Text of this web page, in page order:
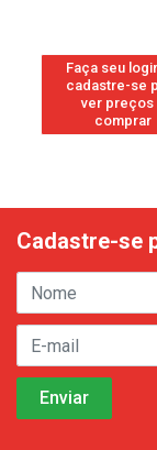
Faça seu
cadastre-se
ver preços
comprar
Cadastre-se